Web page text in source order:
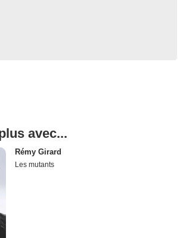
avec...
Rémy Girard
Les mutants